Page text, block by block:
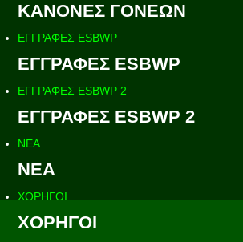
ΚΑΝΟΝΕΣ ΓΟΝΕΩΝ
ΕΓΓΡΑΦΕΣ ESBWP
ΕΓΓΡΑΦΕΣ ESBWP
ΕΓΓΡΑΦΕΣ ESBWP 2
ΕΓΓΡΑΦΕΣ ESBWP 2
ΝΕΑ
ΝΕΑ
ΧΟΡΗΓΟΙ
ΧΟΡΗΓΟΙ